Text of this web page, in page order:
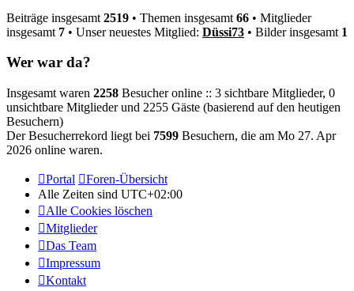
Beiträge insgesamt 2519 • Themen insgesamt 66 • Mitglieder
insgesamt 7 • Unser neuestes Mitglied: Düssi73 • Bilder insgesamt 1
Wer war da?
Insgesamt waren 2258 Besucher online :: 3 sichtbare Mitglieder, 0
unsichtbare Mitglieder und 2255 Gäste (basierend auf den heutigen
Besuchern)
Der Besucherrekord liegt bei 7599 Besuchern, die am Mo 27. Apr
2026 online waren.
Portal
Foren-Übersicht
Alle Zeiten sind UTC+02:00
Alle Cookies löschen
Mitglieder
Das Team
Impressum
Kontakt